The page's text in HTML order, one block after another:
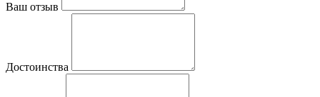
Ваш отзыв
Достоинства